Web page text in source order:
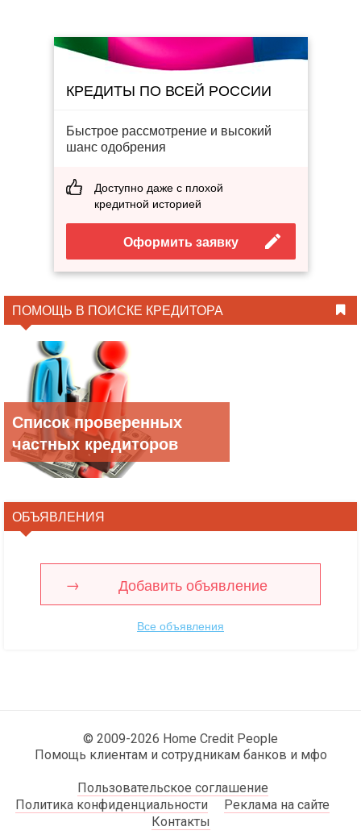
КРЕДИТЫ ПО ВСЕЙ РОССИИ
Быстрое рассмотрение и высокий
шанс одобрения
Доступно даже с плохой
кредитной историей
Оформить заявку
ПОМОЩЬ В ПОИСКЕ КРЕДИТОРА
Список проверенных
частных кредиторов
ОБЪЯВЛЕНИЯ
Добавить объявление
Все объявления
© 2009-2026 Home Credit People
Помощь клиентам и сотрудникам банков и мфо
Пользовательское соглашение
Политика конфиденциальности
Реклама на сайте
Контакты